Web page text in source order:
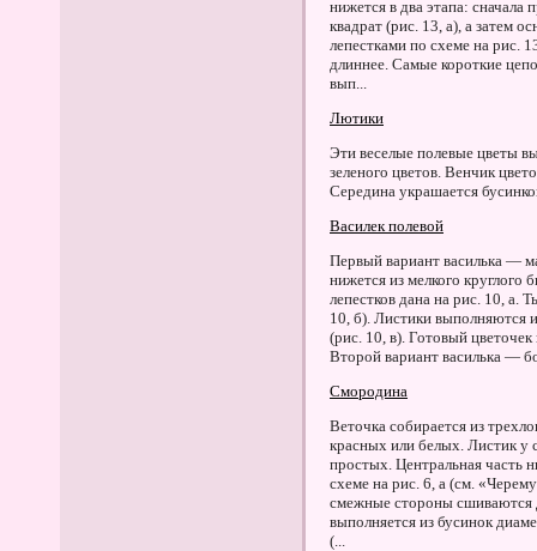
нижется в два этапа: сначала
квадрат (рис. 13, а), а затем
лепестками по схеме на рис.
длиннее. Самые короткие
вып...
Лютики
Эти веселые полевые цветы
зеленого цветов. Венчик
Середина украшается
Василек полевой
Первый вариант василька —
нижется из мелкого круглого
лепестков дана на рис. 10, а.
10, б). Листики выполняются
(рис. 10, в). Готовый цветочек
Второй вариант василька —
Смородина
Веточка собирается из
красных или белых. Листик у
простых. Центральная часть
схеме на рис. 6, а (см.
смежные стороны сшиваются
выполняется из бусинок
(...